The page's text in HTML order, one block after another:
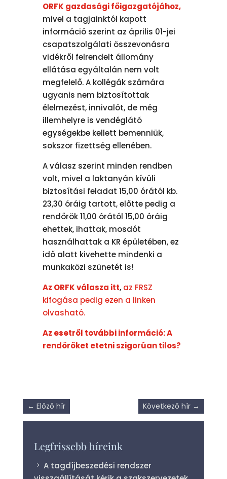
ORFK gazdasági főigazgatójához,
mivel a tagjainktól kapott
információ szerint az április 01-jei
csapatszolgálati összevonásra
vidékről felrendelt állomány
ellátása egyáltalán nem volt
megfelelő. A kollégák számára
ugyanis nem biztosítottak
élelmezést, innivalót, de még
illemhelyre is vendéglátó
egységekbe kellett bemenniük,
sokszor fizettség ellenében.
A válasz szerint minden rendben
volt, mivel a laktanyán kívüli
biztosítási feladat 15,00 órától kb.
23,30 óráig tartott, előtte pedig a
rendőrök 11,00 órától 15,00 óráig
ehettek, ihattak, mosdót
használhattak a KR épületében, ez
idő alatt kivehette mindenki a
munkaközi szünetét is!
Az ORFK válasza itt, az FRSZ
kifogása pedig ezen a linken
olvasható.
Az esetről további információ: A
rendőröket etetni szigorúan tilos?
← Előző hír Következő hír →
Legfrissebb híreink
A tagdíjbeszedési rendszer